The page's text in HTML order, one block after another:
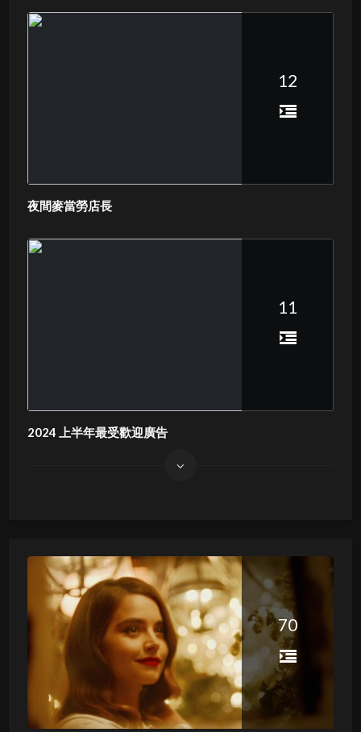
12
夜間麥當勞店長
11
2024 上半年最受歡迎廣告
70